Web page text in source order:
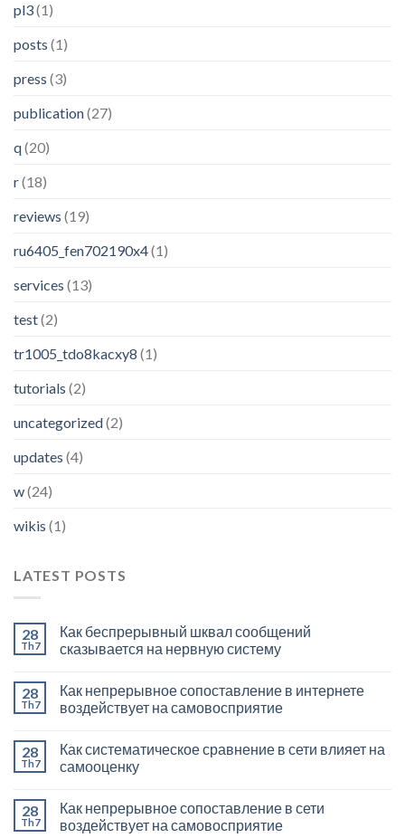
pl3(1)
posts (1)
press (3)
publication(27)
q(20)
r(18)
reviews (19)
ru6405_fen702190x4(1)
services (13)
test(2)
tr1005_tdo8kacxy8 (1)
tutorials (2)
uncategorized(2)
updates (4)
w(24)
wikis (1)
LATEST POSTS
28
Th7
Как беспрерывный шквал сообщений
сказывается на нервную систему
28
Th7
Как непрерывное сопоставление в интернете
воздействует на самовосприятие
28
Th7
Как систематическое сравнение в сети влияет на
самооценку
28
Th7
Как непрерывное сопоставление в сети
воздействует на самовосприятие